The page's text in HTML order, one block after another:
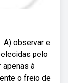
A) observar e
pelo
apenas à
o freio de